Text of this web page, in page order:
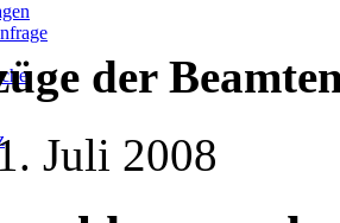
der
Juli 2008